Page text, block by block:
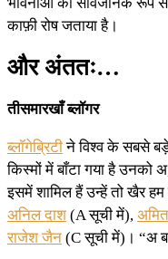
काफ़ी रोष जताया है।
और अंततः…
तीसमारखाँ ब्लॉगर
ब्लॉगेब्रिटीने विश्व के सबसे बड़े
किस्मों में बाँटा गया है उनको
इसमें शामिल हैं उन्हें तो खैर हम
अनिल दाश(A सूची में), अमित
राजेश जैन (C सूची में)। “अ ब